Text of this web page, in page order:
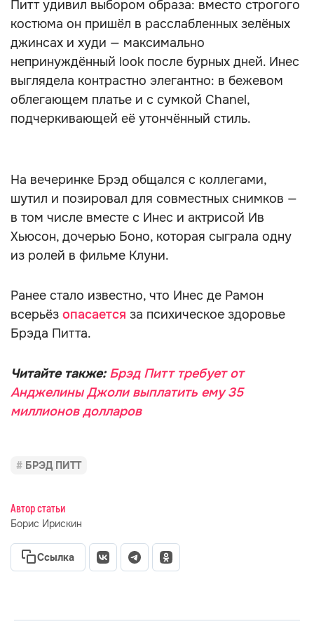
Питт удивил выбором образа: вместо строгого
костюма он пришёл в расслабленных зелёных
джинсах и худи — максимально
непринуждённый look после бурных дней. Инес
выглядела контрастно элегантно: в бежевом
облегающем платье и с сумкой Chanel,
подчеркивающей её утончённый стиль.
На вечеринке Брэд общался с коллегами,
шутил и позировал для совместных снимков —
в том числе вместе с Инес и актрисой Ив
Хьюсон, дочерью Боно, которая сыграла одну
из ролей в фильме Клуни.
Ранее стало известно, что Инес де Рамон
всерьёз опасается за психическое здоровье
Брэда Питта.
Читайте также: Брэд Питт требует от
Анджелины Джоли выплатить ему 35
миллионов долларов
БРЭД ПИТТ
Автор статьи
Борис Ирискин
Ссылка